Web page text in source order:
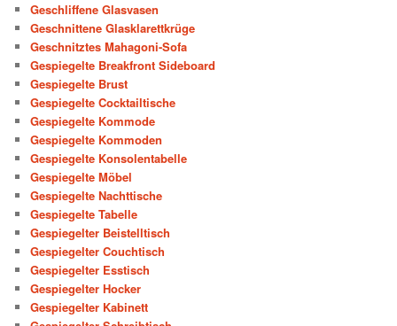
Geschliffene Glasvasen
Geschnittene Glasklarettkrüge
Geschnitztes Mahagoni-Sofa
Gespiegelte Breakfront Sideboard
Gespiegelte Brust
Gespiegelte Cocktailtische
Gespiegelte Kommode
Gespiegelte Kommoden
Gespiegelte Konsolentabelle
Gespiegelte Möbel
Gespiegelte Nachttische
Gespiegelte Tabelle
Gespiegelter Beistelltisch
Gespiegelter Couchtisch
Gespiegelter Esstisch
Gespiegelter Hocker
Gespiegelter Kabinett